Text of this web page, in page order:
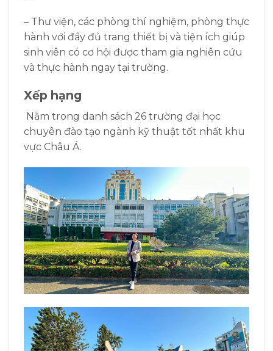
– Thư viện, các phòng thí nghiệm, phòng thực
hành với đầy đủ trang thiết bị và tiện ích giúp
sinh viên có cơ hội được tham gia nghiên cứu
và thực hành ngay tại trường.
Xếp hạng
Nằm trong danh sách 26 trường đại học
chuyên đào tạo ngành kỹ thuật tốt nhất khu
vực Châu Á.